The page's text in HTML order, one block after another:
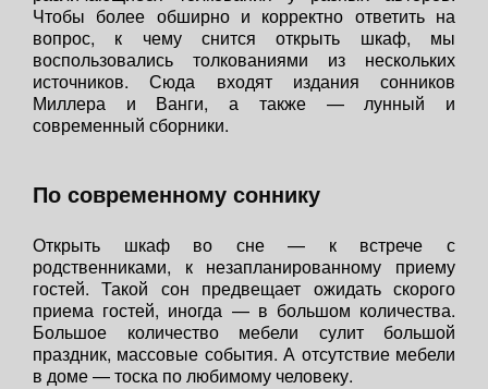
Чтобы более обширно и корректно ответить на
вопрос, к чему снится открыть шкаф, мы
воспользовались толкованиями из нескольких
источников. Сюда входят издания сонников
Миллера и Ванги, а также — лунный и
современный сборники.
По современному соннику
Открыть шкаф во сне — к встрече с
родственниками, к незапланированному приему
гостей. Такой сон предвещает ожидать скорого
приема гостей, иногда — в большом количества.
Большое количество мебели сулит большой
праздник, массовые события. А отсутствие мебели
в доме — тоска по любимому человеку.